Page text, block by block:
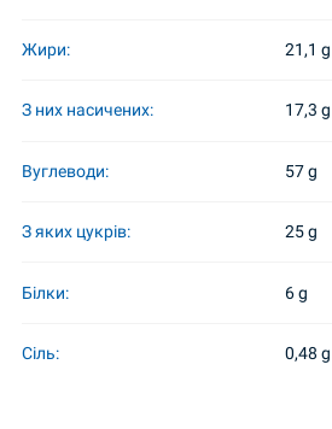
Жири: 21,1 g
З них насичених: 17,3 g
Вуглеводи: 57 g
З яких цукрів: 25 g
Білки: 6 g
Сіль: 0,48 g